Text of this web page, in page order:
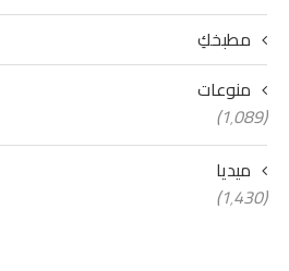
مطبخكِ
منوعات
(1٬089)
ميديا
(1٬430)